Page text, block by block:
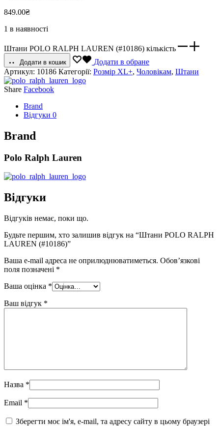
849.00₴
1 в наявності
Штани POLO RALPH LAUREN (#10186) кількість
Додати в кошик
Додати в обране
Артикул: 10186 Категорії: Розмір XL+, Чоловікам, Штани
Share Facebook
Brand
Відгуки 0
Brand
Polo Ralph Lauren
Відгуки
Відгуків немає, поки що.
Будьте першим, хто залишив відгук на “Штани POLO RALPH
LAUREN (#10186)”
Ваша e-mail адреса не оприлюднюватиметься. Обов’язкові
поля позначені *
Ваша оцінка *
Ваш відгук *
Назва *
Email *
Зберегти моє ім'я, e-mail, та адресу сайту в цьому браузері